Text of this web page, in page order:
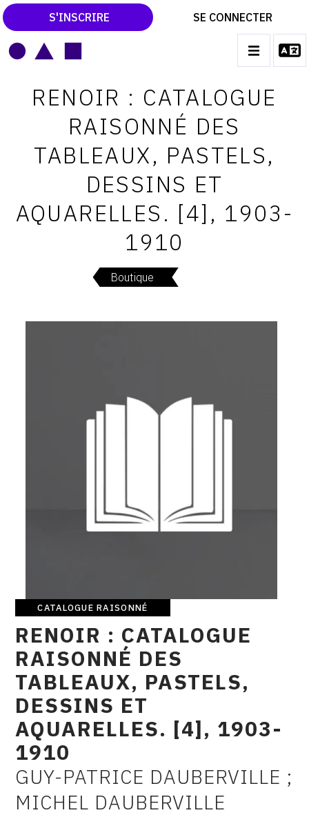
S'INSCRIRE SE CONNECTER
navigation
CATALOGUES RAISONNÉS
LES EXPOSITIONS
LES VERNISSAGES
ARCHIVES DES EXPOSITIONS
ACTUALITÉS DU MONDE DE L'ART
LIBRAIRIE : LIVRES & CATALOGUES
LEXIQUE ARTISTIQUE
SERVICES
CRÉER SON SITE ARTISTE
À PROPOS D'OAM
CONTACT
CGU
CGV
SUIVEZ-NOUS
INSTAGRAM
FACEBOOK
RENOIR : CATALOGUE
RAISONNÉ DES
TABLEAUX, PASTELS,
DESSINS ET
AQUARELLES. [4], 1903-
1910
Boutique
Catalogue
raisonné
CATALOGUE RAISONNÉ
RENOIR : CATALOGUE
RAISONNÉ DES
TABLEAUX, PASTELS,
DESSINS ET
AQUARELLES. [4], 1903-
1910
AUTEUR
GUY-PATRICE DAUBERVILLE ;
MICHEL DAUBERVILLE